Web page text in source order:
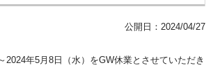
公開日： 2024/04/27
2024年5月8日（水）をGW休業とさせていただき